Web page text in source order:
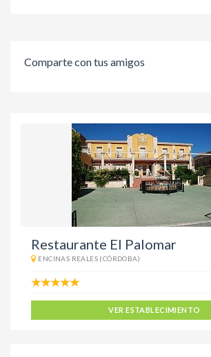
Comparte con tus amigos
Restaurante El Palomar
ENCINAS REALES (CÓRDOBA)
VER ESTABLECIMIENTO